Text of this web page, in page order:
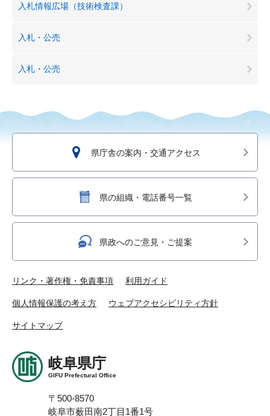
入札情報広場（技術検査課）
入札・公売
入札・公売
県庁舎の案内・交通アクセス
県の組織・電話番号一覧
県政へのご意見・ご提案
リンク・著作権・免責事項 利用ガイド
個人情報保護の考え方 ウェブアクセシビリティ方針
サイトマップ
岐阜県庁
GIFU Prefectural Office
〒500-8570
岐阜市薮田南2丁目1番1号